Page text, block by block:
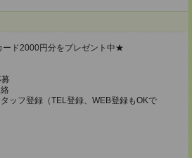
ド2000円分をプレゼント中★
ッフ登録（TEL登録、WEB登録もOKで